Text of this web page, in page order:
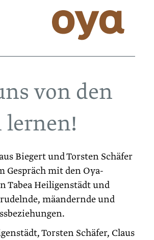
von den
lernen!
Biegert und ­Torsten Schäfer
Gespräch mit den ­Oya-
Tabea ­Heiligenstädt und
mäandernde und
Torsten Schäfer, Claus